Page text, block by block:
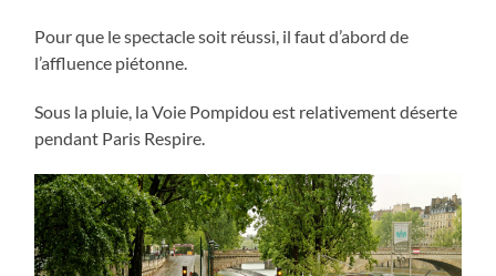
Pour que le spectacle soit réussi, il faut d’abord de
l’affluence piétonne.
Sous la pluie, la Voie Pompidou est relativement déserte
pendant Paris Respire.